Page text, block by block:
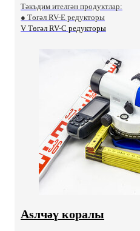
Тәкъдим ителгән продуктлар:
● Төгәл RV-E редукторы
V Төгәл RV-C редукторы
Asлчәү коралы